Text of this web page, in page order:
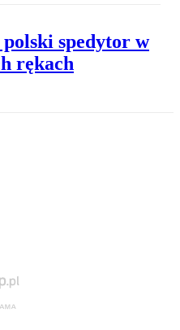
spedytor w
rękach